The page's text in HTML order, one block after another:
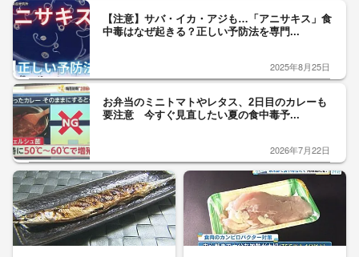
【注意】サバ・イカ・アジも…「アニサキス」食
中毒はなぜ起きる？正しい予防法を専門...
2025年8月25日
お弁当のミニトマトやレタス、2日目のカレーも
要注意 今すぐ見直したい夏の食中毒予...
2026年7月22日